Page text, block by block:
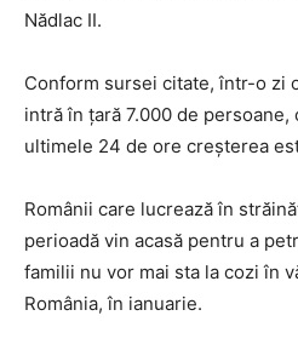
Nădlac II.
Conform sursei citate, într-o zi
intră în ţară 7.000 de persoane,
ultimele 24 de ore creşterea
Românii care lucrează în
perioadă vin acasă pentru a
familii nu vor mai sta la cozi în
România, în ianuarie.